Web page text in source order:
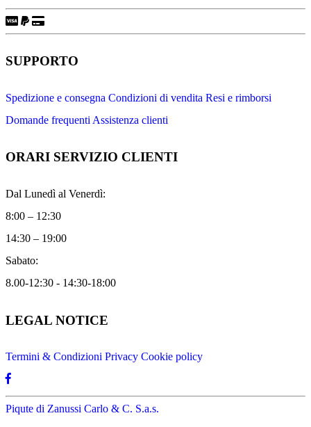
SUPPORTO
Spedizione e consegna Condizioni di vendita Resi e rimborsi
Domande frequenti Assistenza clienti
ORARI SERVIZIO CLIENTI
Dal Lunedì al Venerdì:
8:00 – 12:30
14:30 – 19:00
Sabato:
8.00-12:30 - 14:30-18:00
LEGAL NOTICE
Termini & Condizioni Privacy Cookie policy
Piqute di Zanussi Carlo & C. S.a.s.